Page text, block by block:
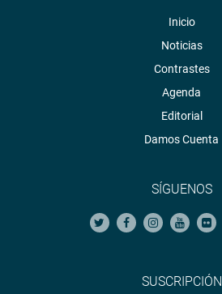
Inicio
Noticias
Contrastes
Agenda
Editorial
Damos Cuenta
SÍGUENOS
SUSCRIPCIÓN